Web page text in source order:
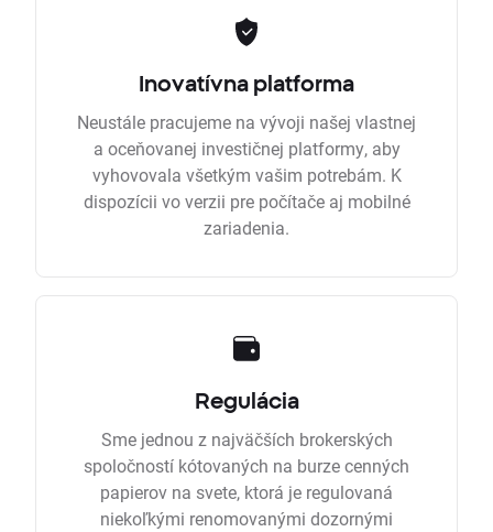
Inovatívna platforma
Neustále pracujeme na vývoji našej vlastnej
a oceňovanej investičnej platformy, aby
vyhovovala všetkým vašim potrebám. K
dispozícii vo verzii pre počítače aj mobilné
zariadenia.
Regulácia
Sme jednou z najväčších brokerských
spoločností kótovaných na burze cenných
papierov na svete, ktorá je regulovaná
niekoľkými renomovanými dozornými